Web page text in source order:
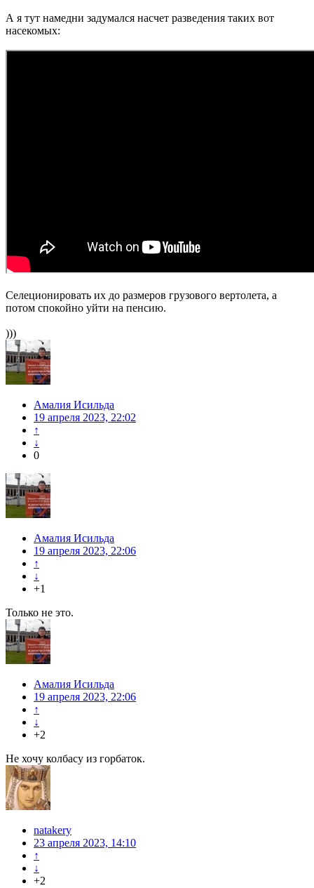
А я тут намедни задумался насчет разведения таких вот
насекомых:
Селеционировать их до размеров грузового вертолета, а
потом спокойно уйти на пенсию.
)))
Амалия Исильда
19 апреля 2023, 22:02
↑
↓
0
Амалия Исильда
19 апреля 2023, 22:06
↑
↓
+1
Только не это.
Амалия Исильда
19 апреля 2023, 22:06
↑
↓
+2
Не хочу колбасу из горбаток.
natakery
23 апреля 2023, 14:10
↑
↓
+2